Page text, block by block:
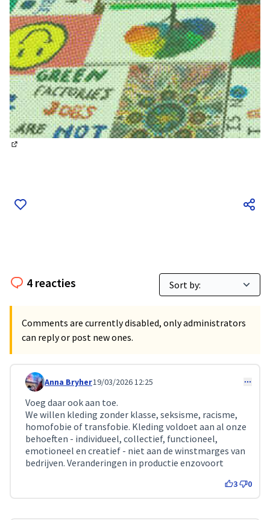
4 reacties
Comments are currently disabled, only administrators
can reply or post new ones.
Comment 719
Anna Bryher19/03/2026 12:25
Voeg daar ook aan toe.
We willen kleding zonder klasse, seksisme, racisme,
homofobie of transfobie. Kleding voldoet aan al onze
behoeften - individueel, collectief, functioneel,
emotioneel en creatief - niet aan de winstmarges van
bedrijven. Veranderingen in productie enzovoort
3 0